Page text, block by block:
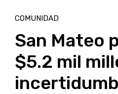
COMUNIDAD
San Mateo
$5.2 mil